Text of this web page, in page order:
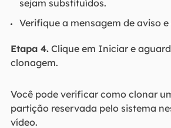
sejam substituídos.
Verifique a mensagem de aviso
Etapa 4.Clique em Iniciar e
clonagem.
Você pode verificar como clonar
partição reservada pelo sistema
vídeo.